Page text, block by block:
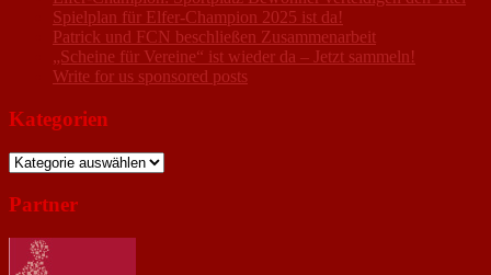
Spielplan für Elfer-Champion 2025 ist da!
Patrick und FCN beschließen Zusammenarbeit
„Scheine für Vereine“ ist wieder da – Jetzt sammeln!
Write for us sponsored posts
Kategorien
Kategorien
Partner